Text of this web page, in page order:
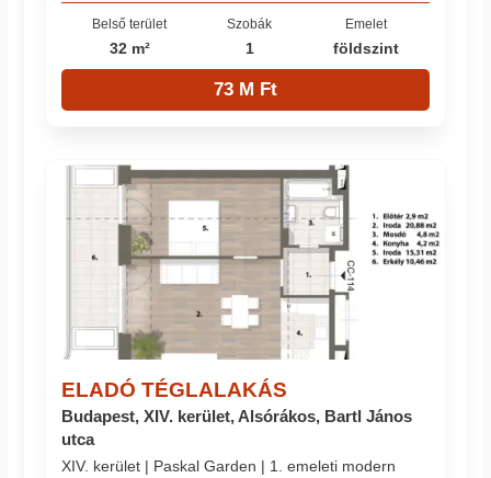
Belső terület
32 m²
Szobák
1
Emelet
földszint
73 M Ft
ELADÓ TÉGLALAKÁS
Budapest, XIV. kerület, Alsórákos, Bartl János
utca
XIV. kerület | Paskal Garden | 1. emeleti modern